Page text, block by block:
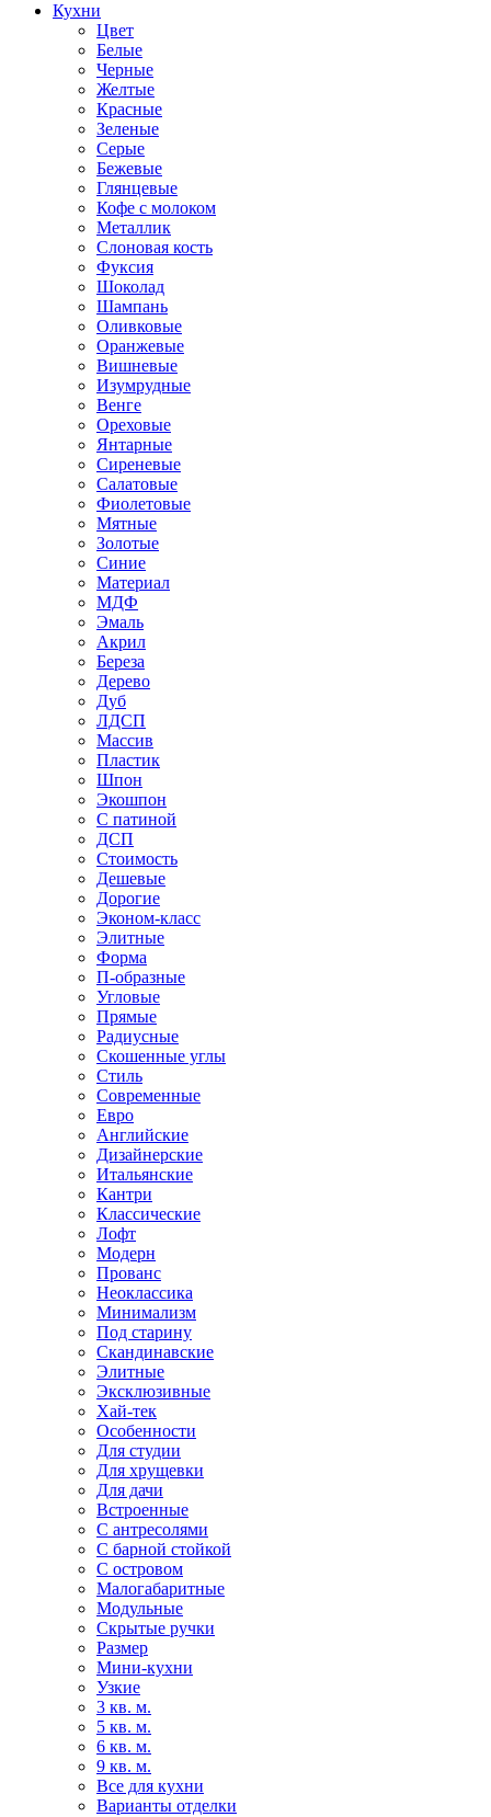
Кухни
Цвет
Белые
Черные
Желтые
Красные
Зеленые
Серые
Бежевые
Глянцевые
Кофе с молоком
Металлик
Слоновая кость
Фуксия
Шоколад
Шампань
Оливковые
Оранжевые
Вишневые
Изумрудные
Венге
Ореховые
Янтарные
Сиреневые
Салатовые
Фиолетовые
Мятные
Золотые
Синие
Материал
МДФ
Эмаль
Акрил
Береза
Дерево
Дуб
ЛДСП
Массив
Пластик
Шпон
Экошпон
С патиной
ДСП
Стоимость
Дешевые
Дорогие
Эконом-класс
Элитные
Форма
П-образные
Угловые
Прямые
Радиусные
Скошенные углы
Стиль
Современные
Евро
Английские
Дизайнерские
Итальянские
Кантри
Классические
Лофт
Модерн
Прованс
Неоклассика
Минимализм
Под старину
Скандинавские
Элитные
Эксклюзивные
Хай-тек
Особенности
Для студии
Для хрущевки
Для дачи
Встроенные
С антресолями
С барной стойкой
С островом
Малогабаритные
Модульные
Скрытые ручки
Размер
Мини-кухни
Узкие
3 кв. м.
5 кв. м.
6 кв. м.
9 кв. м.
Все для кухни
Варианты отделки